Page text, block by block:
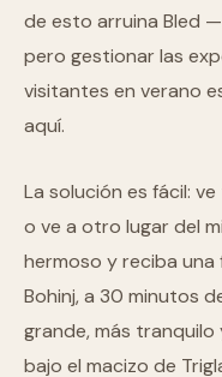
de esto arruina Bled
pero gestionar las
visitantes en verano
aquí.
La solución es fácil:
o ve a otro lugar del
hermoso y reciba una
Bohinj, a 30 minutos
grande, más tranquilo
bajo el macizo de